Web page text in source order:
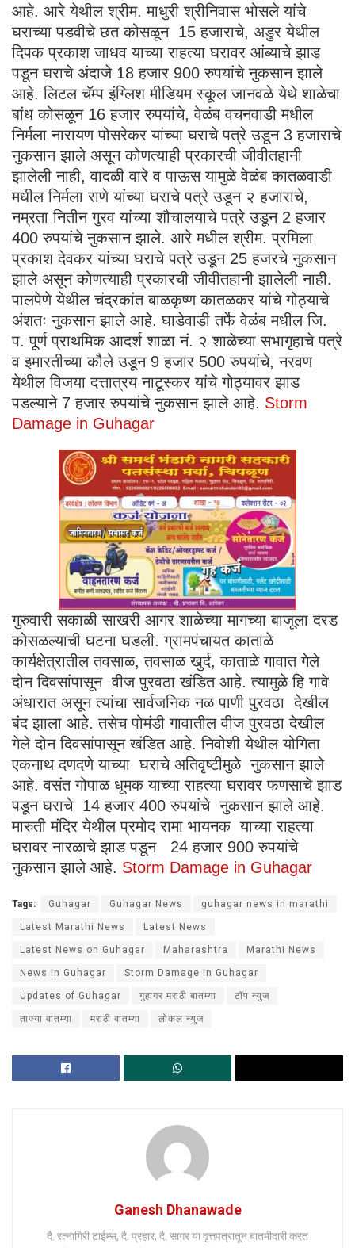
आहे. आरे येथील श्रीम. माधुरी श्रीनिवास भोसले यांचे
घराच्या पडवीचे छत कोसळून 15 हजाराचे, अडुर येथील
दिपक प्रकाश जाधव याच्या राहत्या घरावर आंब्याचे झाड
पडून घराचे अंदाजे 18 हजार 900 रुपयांचे नुकसान झाले
आहे. लिटल चॅम्प इंग्लिश मीडियम स्कूल जानवळे येथे शाळेचा
बांध कोसळून 16 हजार रुपयांचे, वेळंब वचनवाडी मधील
निर्मला नारायण पोसरेकर यांच्या घराचे पत्रे उडून 3 हजाराचे
नुकसान झाले असून कोणत्याही प्रकारची जीवीतहानी
झालेली नाही, वादळी वारे व पाऊस यामुळे वेळंब कातळवाडी
मधील निर्मला राणे यांच्या घराचे पत्रे उडून २ हजाराचे,
नम्रता नितीन गुरव यांच्या शौचालयाचे पत्रे उडून 2 हजार
400 रुपयांचे नुकसान झाले. आरे मधील श्रीम. प्रमिला
प्रकाश देवकर यांच्या घराचे पत्रे उडून 25 हजरचे नुकसान
झाले असून कोणत्याही प्रकारची जीवीतहानी झालेली नाही.
पालपेणे येथील चंद्रकांत बाळकृष्ण कातळकर यांचे गोठ्याचे
अंशतः नुकसान झाले आहे. घाडेवाडी तर्फे वेळंब मधील जि.
प. पूर्ण प्राथमिक आदर्श शाळा नं. २ शाळेच्या सभागृहाचे पत्रे
व इमारतीच्या कौले उडून 9 हजार 500 रुपयांचे, नरवण
येथील विजया दत्तात्रय नाटूस्कर यांचे गोठ्यावर झाड
पडल्याने 7 हजार रुपयांचे नुकसान झाले आहे. Storm
Damage in Guhagar
गुरुवारी सकाळी साखरी आगर शाळेच्या मागच्या बाजूला दरड
कोसळल्याची घटना घडली. ग्रामपंचायत काताळे
कार्यक्षेत्रातील तवसाळ, तवसाळ खुर्द, काताळे गावात गेले
दोन दिवसांपासून वीज पुरवठा खंडित आहे. त्यामुळे हि गावे
अंधारात असून त्यांचा सार्वजनिक नळ पाणी पुरवठा देखील
बंद झाला आहे. तसेच पोमंडी गावातील वीज पुरवठा देखील
गेले दोन दिवसांपासून खंडित आहे. निवोशी येथील योगिता
एकनाथ दणदणे याच्या घराचे अतिवृष्टीमुळे नुकसान झाले
आहे. वसंत गोपाळ धूमक याच्या राहत्या घरावर फणसाचे झाड
पडून घराचे 14 हजार 400 रुपयांचे नुकसान झाले आहे.
मारुती मंदिर येथील प्रमोद रामा भायनक याच्या राहत्या
घरावर नारळाचे झाड पडून 24 हजार 900 रुपयांचे
नुकसान झाले आहे. Storm Damage in Guhagar
Tags: Guhagar Guhagar News guhagar news in marathi
Latest Marathi News Latest News
Latest News on Guhagar Maharashtra Marathi News
News in Guhagar Storm Damage in Guhagar
Updates of Guhagar गुहागर मराठी बातम्या टॉप न्युज
ताज्या बातम्या मराठी बातम्या लोकल न्युज
Ganesh Dhanawade
दै. रत्नागिरी टाईम्स, दै. प्रहार, दै. सागर या वृत्तपत्रातून बातमीदारी करत